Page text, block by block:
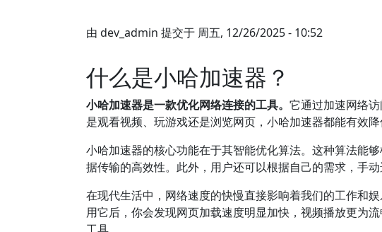
由 dev_admin 提交于 周五, 12/26/2025 - 10:52
什么是小哈加速器？
小哈加速器是一款优化网络连接的工具。 它通过加速网络
是观看视频、玩游戏还是浏览网页，小哈加速器都能有效降
小哈加速器的核心功能在于其智能优化算法。这种算法能
据传输的高效性。此外，用户还可以根据自己的需求，手
在现代生活中，网络速度的快慢直接影响着我们的工作和
用它后，你会发现网页加载速度明显加快，视频播放更为